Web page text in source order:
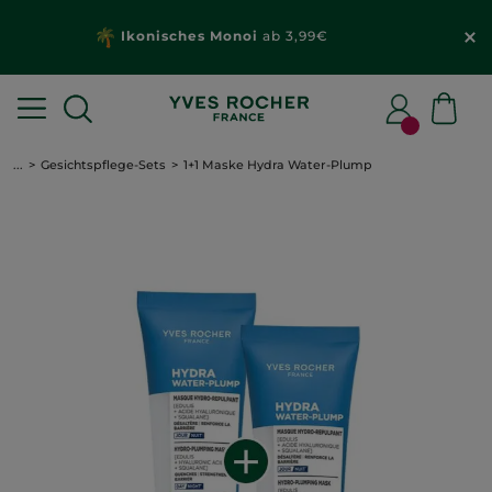
Ikonisches Monoi ab 3,99€
... Gesichtspflege-Sets 1+1 Maske Hydra Water-Plump